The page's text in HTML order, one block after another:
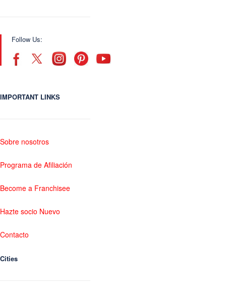
Follow Us:
IMPORTANT LINKS
Sobre nosotros
Programa de Afiliación
Become a Franchisee
Hazte socio Nuevo
Contacto
Cities